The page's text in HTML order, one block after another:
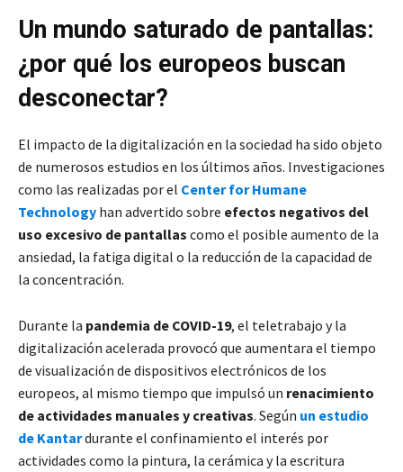
Un mundo saturado de pantallas:
¿por qué los europeos buscan
desconectar?
El impacto de la digitalización en la sociedad ha sido objeto
de numerosos estudios en los últimos años. Investigaciones
como las realizadas por el Center for Humane
Technology han advertido sobre efectos negativos del
uso excesivo de pantallas como el posible aumento de la
ansiedad, la fatiga digital o la reducción de la capacidad de
la concentración.
Durante la pandemia de COVID-19, el teletrabajo y la
digitalización acelerada provocó que aumentara el tiempo
de visualización de dispositivos electrónicos de los
europeos, al mismo tiempo que impulsó un renacimiento
de actividades manuales y creativas. Según un estudio
de Kantardurante el confinamiento el interés por
actividades como la pintura, la cerámica y la escritura